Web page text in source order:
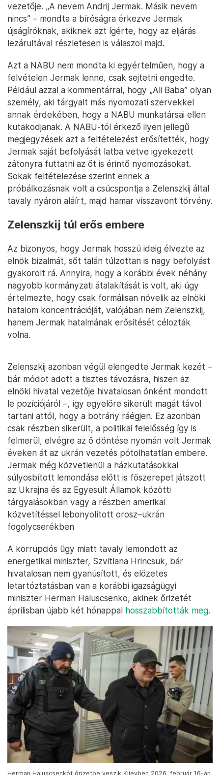
vezetője. „A nevem Andrij Jermak. Másik nevem
nincs” – mondta a bíróságra érkezve Jermak
újságíróknak, akiknek azt ígérte, hogy az eljárás
lezárultával részletesen is válaszol majd.
Azt a NABU nem mondta ki egyértelműen, hogy a
felvételen Jermak lenne, csak sejtetni engedte.
Például azzal a kommentárral, hogy „Ali Baba” olyan
személy, aki tárgyalt más nyomozati szervekkel
annak érdekében, hogy a NABU munkatársai ellen
kutakodjanak. A NABU-tól érkező ilyen jellegű
megjegyzések azt a feltételezést erősítették, hogy
Jermak saját befolyását latba vetve igyekezett
zátonyra futtatni az őt is érintő nyomozásokat.
Sokak feltételezése szerint ennek a
próbálkozásnak volt a csúcspontja a Zelenszkij által
tavaly nyáron aláírt, majd hamar visszavont törvény.
Zelenszkij túl erős embere
Az bizonyos, hogy Jermak hosszú ideig élvezte az
elnök bizalmát, sőt talán túlzottan is nagy befolyást
gyakorolt rá. Annyira, hogy a korábbi évek néhány
nagyobb kormányzati átalakítását is volt, aki úgy
értelmezte, hogy csak formálisan növelik az elnöki
hatalom koncentrációját, valójában nem Zelenszkij,
hanem Jermak hatalmának erősítését célozták
volna.
Zelenszkij azonban végül elengedte Jermak kezét –
bár módot adott a tisztes távozásra, hiszen az
elnöki hivatal vezetője hivatalosan önként mondott
le pozíciójáról –, így egyelőre sikerült magát távol
tartani attól, hogy a botrány ráégjen. Ez azonban
csak részben sikerült, a politikai felelősség így is
felmerül, elvégre az ő döntése nyomán volt Jermak
éveken át az ukrán vezetés pótolhatatlan embere.
Jermak még közvetlenül a házkutatásokkal
súlyosbított lemondása előtt is főszerepet játszott
az Ukrajna és az Egyesült Államok közötti
tárgyalásokban vagy a részben amerikai
közvetítéssel lebonyolított orosz–ukrán
fogolycserékben
A korrupciós ügy miatt tavaly lemondott az
energetikai miniszter, Szvitlana Hrincsuk, bár
hivatalosan nem gyanúsított, és előzetes
letartóztatásban van a korábbi igazságügyi
miniszter Herman Haluscsenko, akinek őrizetét
áprilisban újabb két hónappal hosszabbították meg.
Herman Haluscsenkót őrizetbe veszik Kijevben 2026. február 16-án